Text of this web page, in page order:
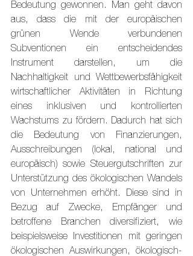
Bedeutung gewonnen. Man geht davon
aus, dass die mit der europäischen
grünen Wende verbundenen
Subventionen ein entscheidendes
Instrument darstellen, um die
Nachhaltigkeit und Wettbewerbsfähigkeit
wirtschaftlicher Aktivitäten in Richtung
eines inklusiven und kontrollierten
Wachstums zu fördern. Dadurch hat sich
die Bedeutung von Finanzierungen,
Ausschreibungen (lokal, national und
europäisch) sowie Steuergutschriften zur
Unterstützung des ökologischen Wandels
von Unternehmen erhöht. Diese sind in
Bezug auf Zwecke, Empfänger und
betroffene Branchen diversifiziert, wie
beispielsweise Investitionen mit geringen
ökologischen Auswirkungen, ökologisch-